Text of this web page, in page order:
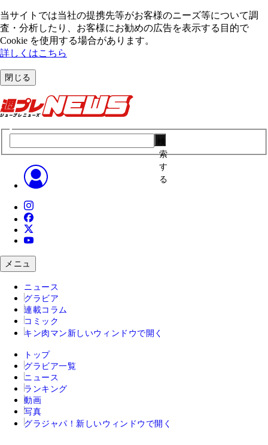
当サイトでは当社の提携先等がお客様のニーズ等について調
査・分析したり、お客様にお勧めの広告を表⽰する⽬的で
Cookie を使⽤する場合があります。
詳しくはこちら
閉じる
索
す
る
メニュ
ニュース
グラビア
連載コラム
コミック
キン肉マン 新しいウィンドウで開く
トップ
グラビア一覧
ニュース
ランキング
動画
写真
グラジャパ！ 新しいウィンドウで開く